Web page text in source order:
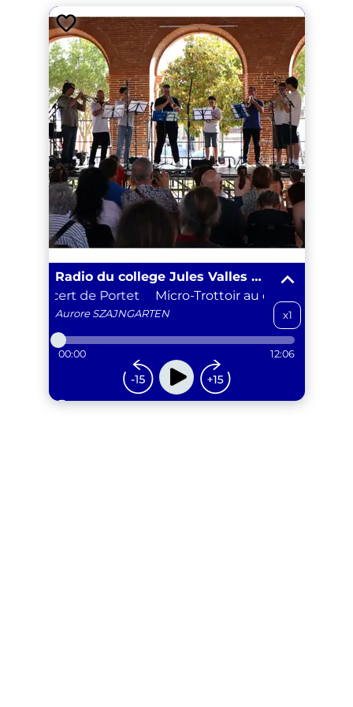
Radio du college Jules Valles Promo 2025-2026
au concert de Portet
Micro-Trottoir au concert de
Aurore SZAJNGARTEN x1
00:00 12:06
...